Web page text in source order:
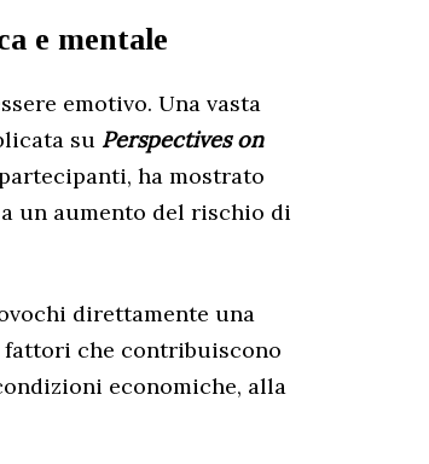
e mentale
emotivo. Una vasta
su Perspectives on
ha mostrato
un aumento del rischio di
direttamente una
che contribuiscono
economiche, alla